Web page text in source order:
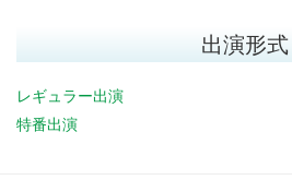
出演形式
レギュラー出演
特番出演